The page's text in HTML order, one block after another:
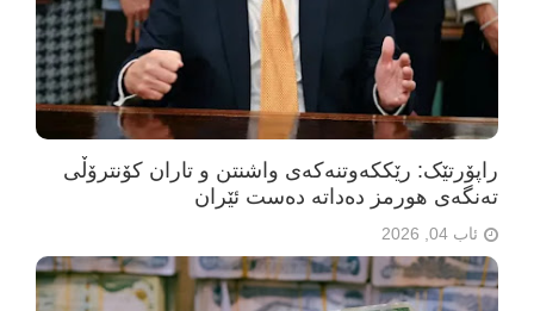
راپۆرتێک: رێککەوتنەکەی واشنتن و تاران کۆنترۆڵی
تەنگەی هورمز دەداتە دەست ئێران
ئاب 04, 2026